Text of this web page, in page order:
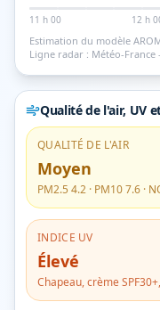
11 h 00 12 h
Estimation du modèle
Ligne radar : Météo-France
Qualité de l'air, UV
QUALITÉ DE L'AIR
Moyen
PM2.5 4.2 · PM107.6 ·
INDICE UV
Élevé
Chapeau, crème